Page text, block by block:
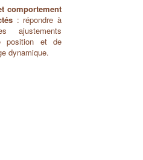
comportement
: répondre à
ajustements
position et de
dynamique.